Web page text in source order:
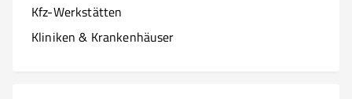
Kfz-Werkstätten
Kliniken & Krankenhäuser